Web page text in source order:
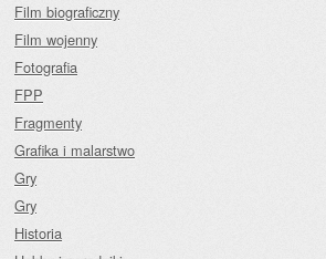
Film biograficzny
Film wojenny
Fotografia
FPP
Fragmenty
Grafika i malarstwo
Gry
Gry
Historia